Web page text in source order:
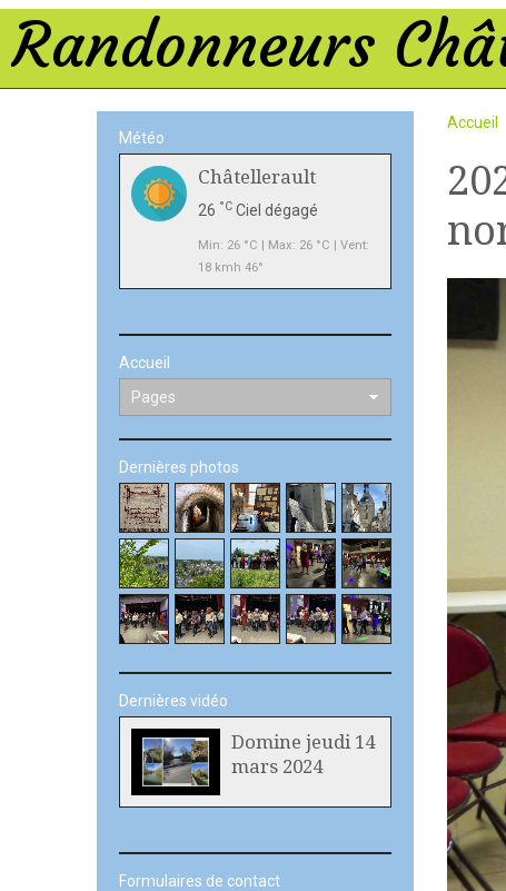
Randonneurs
Accueil
Météo
Châtellerault
26 °C Ciel dégagé
Min: 26 °C | Max: 26 °C | Vent:
18 kmh 46°
Accueil
Dernières photos
Dernières vidéo
Domine jeudi 14
mars 2024
Formulaires de contact